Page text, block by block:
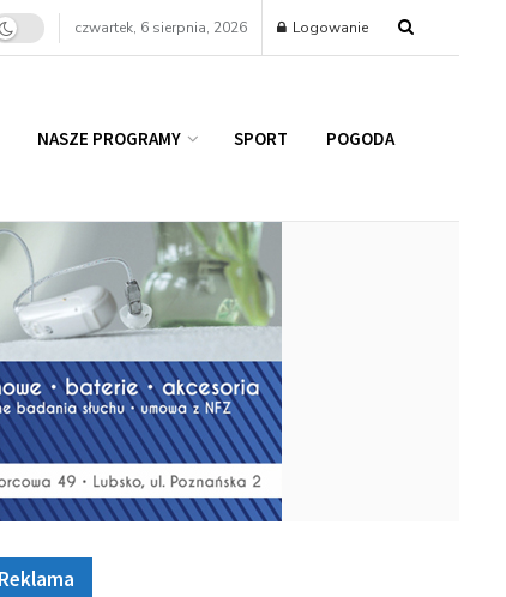
czwartek, 6 sierpnia, 2026 Logowanie
NASZE PROGRAMY SPORT POGODA
Reklama